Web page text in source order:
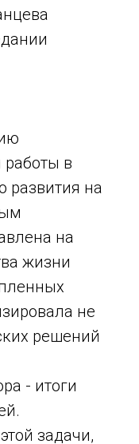
работы в
развития на
на
жизни
не
решений
- итоги
задачи,